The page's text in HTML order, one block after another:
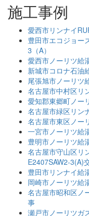
施工事例
愛西市リンナイ
豊田市エコジョー
3（A）
愛西市ノーリツ給
新城市コロナ石油
尾張旭市ノーリツ
名古屋市中村区リ
愛知郡東郷町ノー
名古屋市緑区リン
名古屋市東区ノー
一宮市ノーリツ給
豊明市ノーリツ給
名古屋市守山区リ
E2407SAW2-3(A)
豊田市リンナイ給
岡崎市ノーリツ給
名古屋市昭和区ノ
事
瀬戸市ノーリツガ